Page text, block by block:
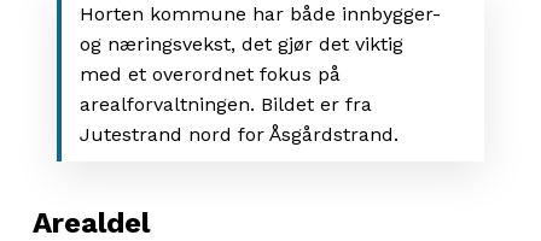
Horten kommune har både innbygger-
og næringsvekst, det gjør det viktig
med et overordnet fokus på
arealforvaltningen. Bildet er fra
Jutestrand nord for Åsgårdstrand.
Arealdel